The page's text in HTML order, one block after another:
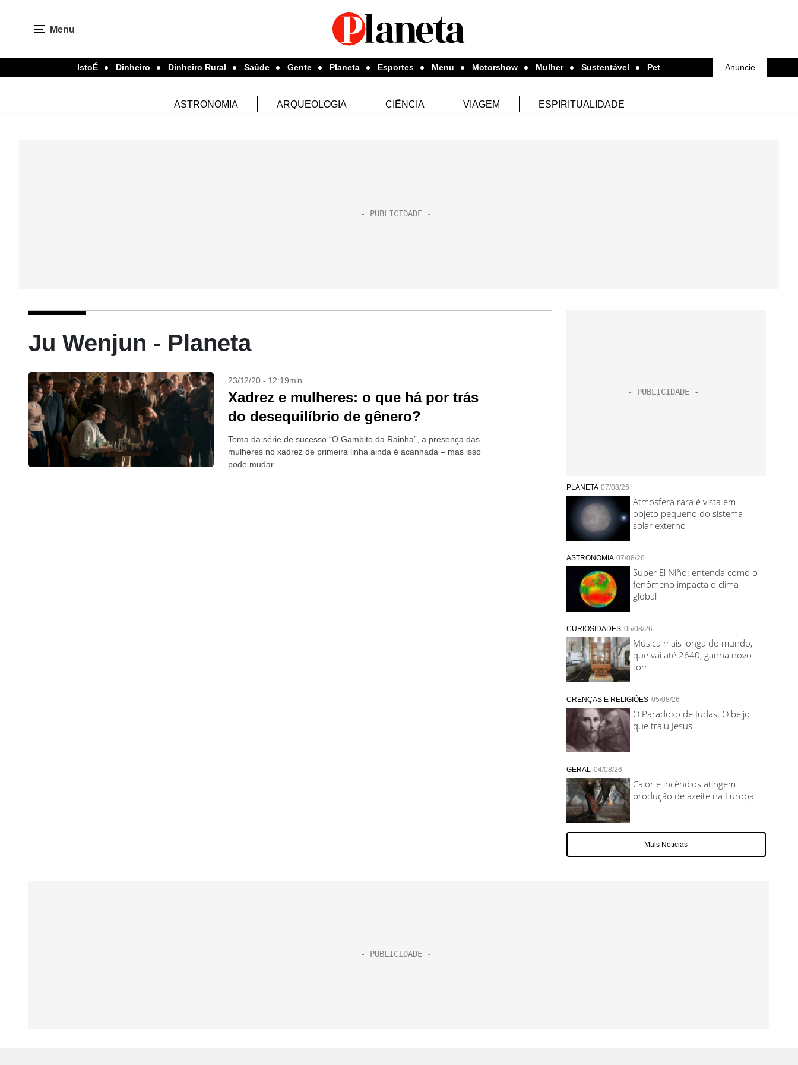
Menu
IstoÉ Dinheiro Dinheiro Rural Saúde Gente Planeta Esportes Menu Motorshow Mulher Sustentável Pet Anuncie
ASTRONOMIA ARQUEOLOGIA CIÊNCIA VIAGEM ESPIRITUALIDADE
Ju Wenjun - Planeta
23/12/20 - 12:19min
Xadrez e mulheres: o que há por trás
do desequilíbrio de gênero?
Tema da série de sucesso “O Gambito da Rainha”, a presença das
mulheres no xadrez de primeira linha ainda é acanhada – mas isso
pode mudar
PLANETA 07/08/26
Atmosfera rara é vista em
objeto pequeno do sistema
solar externo
ASTRONOMIA 07/08/26
Super El Niño: entenda como o
fenômeno impacta o clima
global
CURIOSIDADES 05/08/26
Música mais longa do mundo,
que vai até 2640, ganha novo
tom
CRENÇAS E RELIGIÕES 05/08/26
O Paradoxo de Judas: O beijo
que traiu Jesus
GERAL 04/08/26
Calor e incêndios atingem
produção de azeite na Europa
Mais Noticias